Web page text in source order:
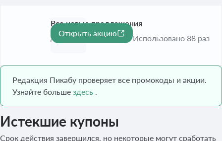
Все новые предложения
До 31 дек. 2026
Открыть акцию
Использовано 88 раз
Редакция Пикабу проверяет все промокоды и акции.
Узнайте больше здесь .
Истекшие купоны
Срок действия завершился, но некоторые могут сработать